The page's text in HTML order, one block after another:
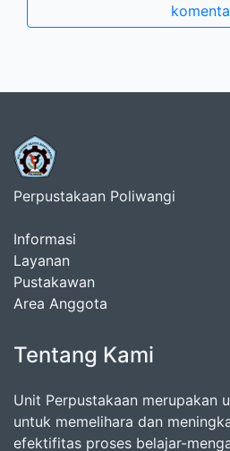
Perpustakaan Poliwangi
Informasi
Layanan
Pustakawan
Area Anggota
Tentang Kami
Unit Perpustakaan merupakan
untuk memelihara dan
efektifitas proses belajar-